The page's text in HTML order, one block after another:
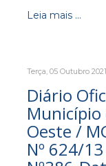
Leia mais ...
Terça, 05 Outubro 2021
Diário
Município
Oeste /
Nº 624/